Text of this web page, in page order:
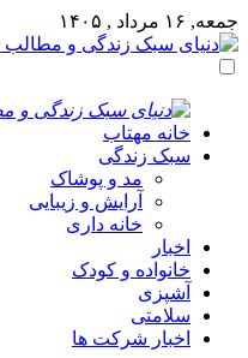
جمعه, ۱۶ مرداد , ۱۴۰۵
خانه مهتاب
سبک زندگی
مد و پوشاک
آرایش و زیبایی
خانه داری
اخبار
خانواده و کودک
آشپزی
سلامتی
اخبار شرکت ها